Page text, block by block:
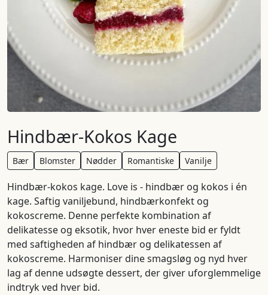
Hindbær-Kokos Kage
Bær Blomster Nødder Romantiske Vanilje
Hindbær-kokos kage. Love is - hindbær og kokos i én
kage. Saftig vaniljebund, hindbærkonfekt og
kokoscreme. Denne perfekte kombination af
delikatesse og eksotik, hvor hver eneste bid er fyldt
med saftigheden af hindbær og delikatessen af
kokoscreme. Harmoniser dine smagsløg og nyd hver
lag af denne udsøgte dessert, der giver uforglemmelige
indtryk ved hver bid.